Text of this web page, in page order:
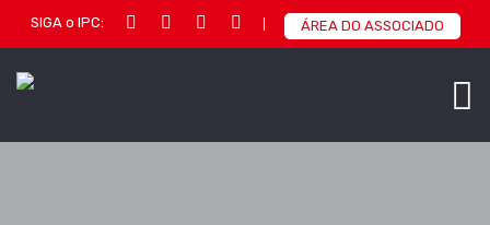
SIGA o IPC: ÁREA DO ASSOCIADO